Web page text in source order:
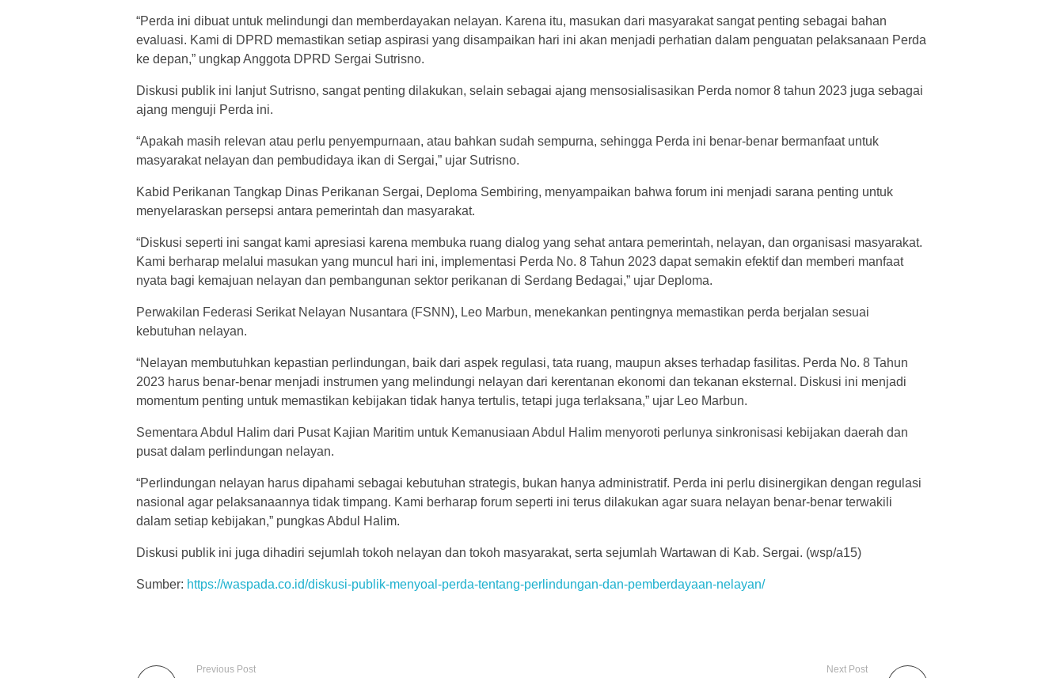
“Perda ini dibuat untuk melindungi dan memberdayakan nelayan. Karena itu, masukan dari masyarakat sangat penting sebagai bahan
evaluasi. Kami di DPRD memastikan setiap aspirasi yang disampaikan hari ini akan menjadi perhatian dalam penguatan pelaksanaan Perda
ke depan,” ungkap Anggota DPRD Sergai Sutrisno.
Diskusi publik ini lanjut Sutrisno, sangat penting dilakukan, selain sebagai ajang mensosialisasikan Perda nomor 8 tahun 2023 juga sebagai
ajang menguji Perda ini.
“Apakah masih relevan atau perlu penyempurnaan, atau bahkan sudah sempurna, sehingga Perda ini benar-benar bermanfaat untuk
masyarakat nelayan dan pembudidaya ikan di Sergai,” ujar Sutrisno.
Kabid Perikanan Tangkap Dinas Perikanan Sergai, Deploma Sembiring, menyampaikan bahwa forum ini menjadi sarana penting untuk
menyelaraskan persepsi antara pemerintah dan masyarakat.
“Diskusi seperti ini sangat kami apresiasi karena membuka ruang dialog yang sehat antara pemerintah, nelayan, dan organisasi masyarakat.
Kami berharap melalui masukan yang muncul hari ini, implementasi Perda No. 8 Tahun 2023 dapat semakin efektif dan memberi manfaat
nyata bagi kemajuan nelayan dan pembangunan sektor perikanan di Serdang Bedagai,” ujar Deploma.
Perwakilan Federasi Serikat Nelayan Nusantara (FSNN), Leo Marbun, menekankan pentingnya memastikan perda berjalan sesuai
kebutuhan nelayan.
“Nelayan membutuhkan kepastian perlindungan, baik dari aspek regulasi, tata ruang, maupun akses terhadap fasilitas. Perda No. 8 Tahun
2023 harus benar-benar menjadi instrumen yang melindungi nelayan dari kerentanan ekonomi dan tekanan eksternal. Diskusi ini menjadi
momentum penting untuk memastikan kebijakan tidak hanya tertulis, tetapi juga terlaksana,” ujar Leo Marbun.
Sementara Abdul Halim dari Pusat Kajian Maritim untuk Kemanusiaan Abdul Halim menyoroti perlunya sinkronisasi kebijakan daerah dan
pusat dalam perlindungan nelayan.
“Perlindungan nelayan harus dipahami sebagai kebutuhan strategis, bukan hanya administratif. Perda ini perlu disinergikan dengan regulasi
nasional agar pelaksanaannya tidak timpang. Kami berharap forum seperti ini terus dilakukan agar suara nelayan benar-benar terwakili
dalam setiap kebijakan,” pungkas Abdul Halim.
Diskusi publik ini juga dihadiri sejumlah tokoh nelayan dan tokoh masyarakat, serta sejumlah Wartawan di Kab. Sergai. (wsp/a15)
Sumber: https://waspada.co.id/diskusi-publik-menyoal-perda-tentang-perlindungan-dan-pemberdayaan-nelayan/
Previous Post Next Post